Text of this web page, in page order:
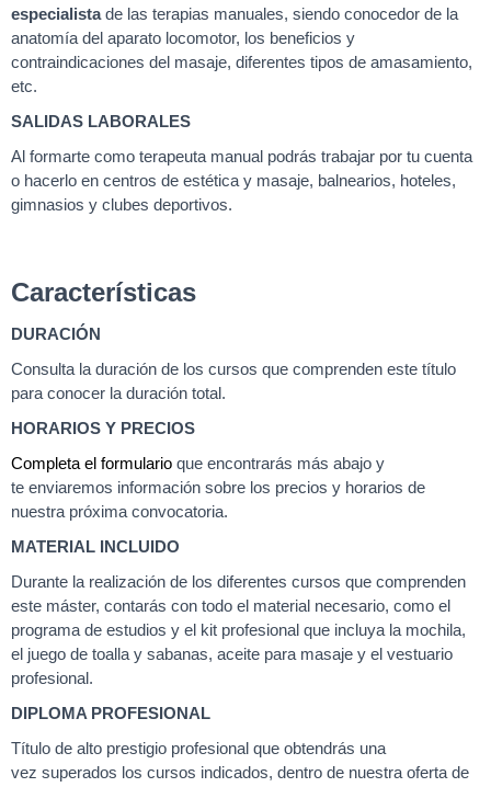
especialistade las terapias manuales, siendo conocedor de la
anatomía del aparato locomotor, los beneficios y
contraindicaciones del masaje, diferentes tipos de amasamiento,
etc.
SALIDAS LABORALES
Al formarte como terapeuta manual podrás trabajar por tu cuenta
o hacerlo en centros de estética y masaje, balnearios, hoteles,
gimnasios y clubes deportivos.
Características
DURACIÓN
Consulta la duración de los cursos que comprenden este título
para conocer la duración total.
HORARIOS Y PRECIOS
Completa el formulario que encontrarás más abajo y
te enviaremos información sobre los precios y horarios de
nuestra próxima convocatoria.
MATERIAL INCLUIDO
Durante la realización de los diferentes cursos que comprenden
este máster, contarás con todo el material necesario, como el
programa de estudios y el kit profesional que incluya la mochila,
el juego de toalla y sabanas, aceite para masaje y el vestuario
profesional.
DIPLOMA PROFESIONAL
Título de alto prestigio profesional que obtendrás una
vez superados los cursos indicados, dentro de nuestra oferta de